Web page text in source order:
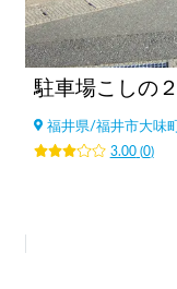
駐車場こしの２
福井県/福井市大味町
3.00(0)